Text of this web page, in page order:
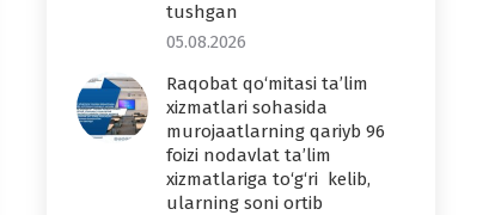
tushgan
05.08.2026
Raqobat qo‘mitasi ta’lim
xizmatlari sohasida
murojaatlarning qariyb 96
foizi nodavlat ta’lim
xizmatlariga to‘g‘ri kelib,
ularning soni ortib